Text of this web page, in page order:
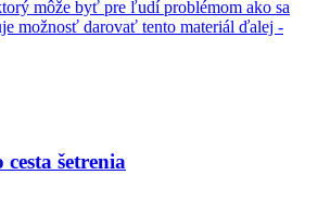
môže byť pre ľudí problémom ako sa
možnosť darovať tento materiál ďalej -
šetrenia